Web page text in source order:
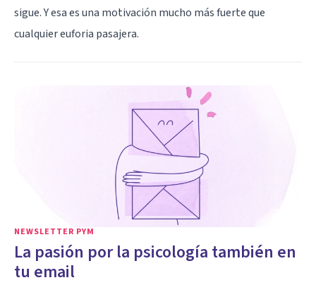
sigue. Y esa es una motivación mucho más fuerte que
cualquier euforia pasajera.
NEWSLETTER PYM
La pasión por la psicología también en
tu email